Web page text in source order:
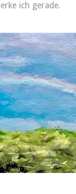
ich gerade.